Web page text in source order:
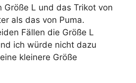
Größe L und das Trikot von
als das von Puma.
Fällen die Größe L
ich würde nicht dazu
kleinere Größe